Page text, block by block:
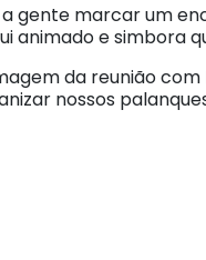
a gente marcar um
animado e simbora
da reunião com
nossos